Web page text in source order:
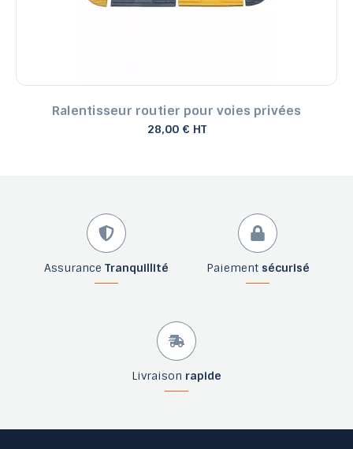
Ralentisseur routier pour voies privées
28,00 € HT
Assurance Tranquillité Paiement sécurisé
Livraison rapide